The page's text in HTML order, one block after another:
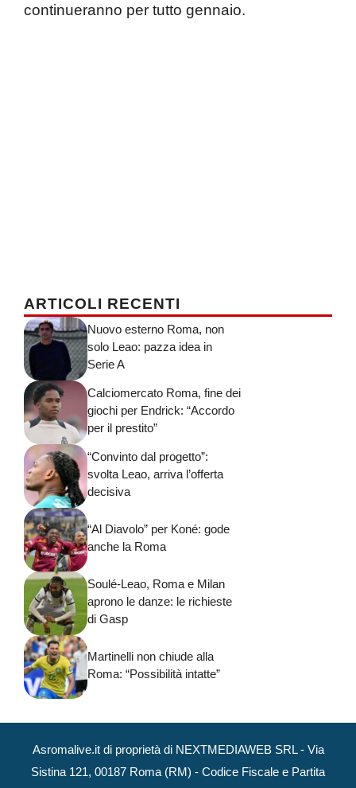
continueranno per tutto gennaio.
ARTICOLI RECENTI
Nuovo esterno Roma, non
solo Leao: pazza idea in
Serie A
Calciomercato Roma, fine dei
giochi per Endrick: “Accordo
per il prestito”
“Convinto dal progetto”:
svolta Leao, arriva l’offerta
decisiva
“Al Diavolo” per Koné: gode
anche la Roma
Soulé-Leao, Roma e Milan
aprono le danze: le richieste
di Gasp
Martinelli non chiude alla
Roma: “Possibilità intatte”
Asromalive.it di proprietà di NEXTMEDIAWEB SRL - Via
Sistina 121, 00187 Roma (RM) - Codice Fiscale e Partita